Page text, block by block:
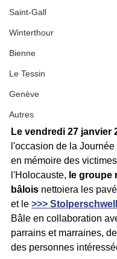
Saint-Gall
Winterthour
Bienne
Le Tessin
Genève
Autres
Le vendredi 27 janvier
l'occasion de la
en mémoire des
l'Holocauste, le groupe
bâlois nettoiera les
et le >>>
Bâle en collaboration
parrains et marraines,
des personnes